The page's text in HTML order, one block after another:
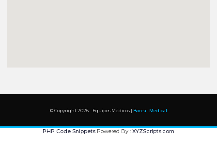
© Copyright 2026 - Equipos Médicos | Boreal Medical
PHP Code Snippets Powered By : XYZScripts.com